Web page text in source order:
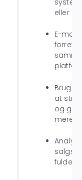
eller
E-
Brug
at
og
mere
fulde